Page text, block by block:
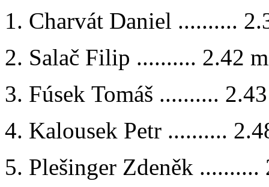
1. Charvát Daniel ..........
2. Salač Filip .......... 2.42
3. Fúsek Tomáš ..........
4. Kalousek Petr ..........
5. Plešinger Zdeněk ..........